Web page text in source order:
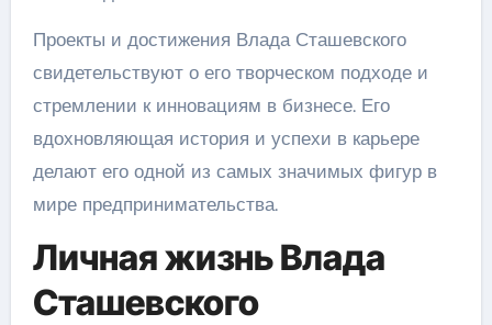
Проекты и достижения Влада Сташевского
свидетельствуют о его творческом подходе и
стремлении к инновациям в бизнесе. Его
вдохновляющая история и успехи в карьере
делают его одной из самых значимых фигур в
мире предпринимательства.
Личная жизнь Влада
Сташевского